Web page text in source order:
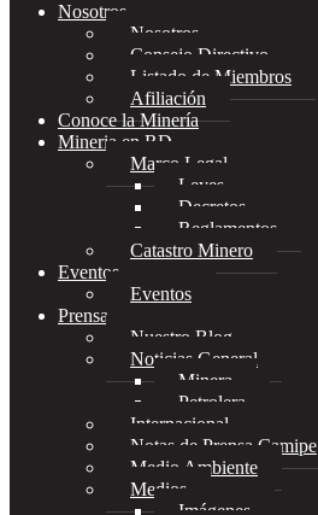
Nosotros
Nosotros
Consejo Directivo
Listado de Miembros
Afiliación
Conoce la Minería
Mineria en RD
Marco Legal
Leyes
Decretos
Reglamentos
Catastro Minero
Eventos
Eventos
Prensa
Nuestro Blog
Noticias General
Minera
Petrolera
Internacional
Notas de Prensa Camipe
Medio Ambiente
Medios